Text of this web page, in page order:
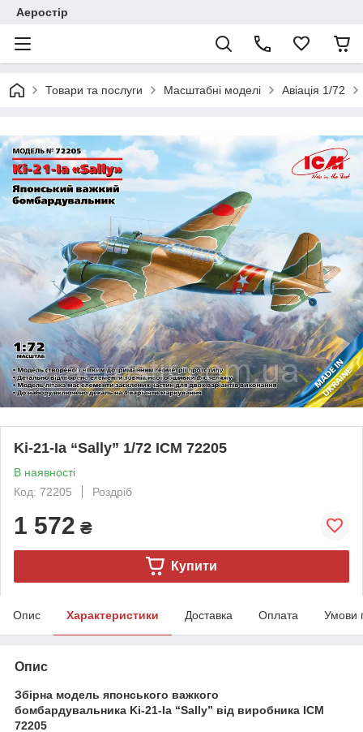
Аеростір
Товари та послуги Масштабні моделі Авіація 1/72
Ki-21-Ia “Sally” 1/72 ICM 72205
В наявності
Код: 72205
Роздріб
1 572 ₴
Купити
Опис Характеристики Доставка Оплата Умови
Опис
Збірна модель японського важкого
бомбардувальника Ki-21-Ia “Sally” від виробника ICM
72205